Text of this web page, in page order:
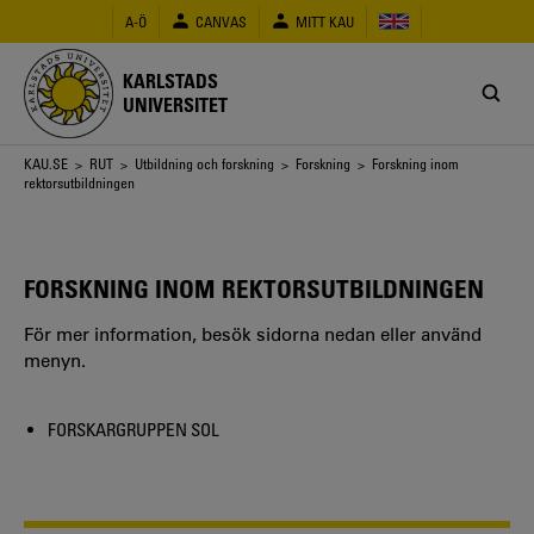
huvudinnehåll
A-Ö CANVAS MITT KAU
KARLSTADS
UNIVERSITET
Länkstig
KAU.SE > RUT > Utbildning och forskning > Forskning > Forskning inom
rektorsutbildningen
FORSKNING INOM REKTORSUTBILDNINGEN
För mer information, besök sidorna nedan eller använd
menyn.
FORSKARGRUPPEN SOL